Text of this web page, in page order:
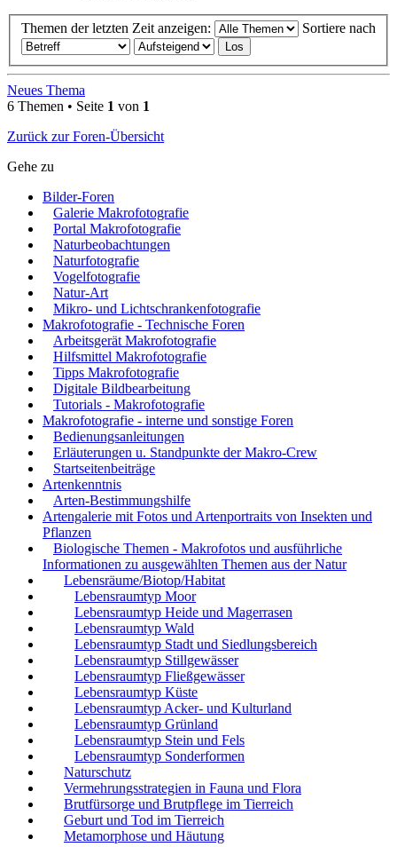
Themen der letzten Zeit anzeigen: Sortiere nach
Neues Thema
6 Themen • Seite 1 von 1
Zurück zur Foren-Übersicht
Gehe zu
Bilder-Foren
Galerie Makrofotografie
Portal Makrofotografie
Naturbeobachtungen
Naturfotografie
Vogelfotografie
Natur-Art
Mikro- und Lichtschrankenfotografie
Makrofotografie - Technische Foren
Arbeitsgerät Makrofotografie
Hilfsmittel Makrofotografie
Tipps Makrofotografie
Digitale Bildbearbeitung
Tutorials - Makrofotografie
Makrofotografie - interne und sonstige Foren
Bedienungsanleitungen
Erläuterungen u. Standpunkte der Makro-Crew
Startseitenbeiträge
Artenkenntnis
Arten-Bestimmungshilfe
Artengalerie mit Fotos und Artenportraits von Insekten und
Pflanzen
Biologische Themen - Makrofotos und ausführliche
Informationen zu ausgewählten Themen aus der Natur
Lebensräume/Biotop/Habitat
Lebensraumtyp Moor
Lebensraumtyp Heide und Magerrasen
Lebensraumtyp Wald
Lebensraumtyp Stadt und Siedlungsbereich
Lebensraumtyp Stillgewässer
Lebensraumtyp Fließgewässer
Lebensraumtyp Küste
Lebensraumtyp Acker- und Kulturland
Lebensraumtyp Grünland
Lebensraumtyp Stein und Fels
Lebensraumtyp Sonderformen
Naturschutz
Vermehrungsstrategien in Fauna und Flora
Brutfürsorge und Brutpflege im Tierreich
Geburt und Tod im Tierreich
Metamorphose und Häutung